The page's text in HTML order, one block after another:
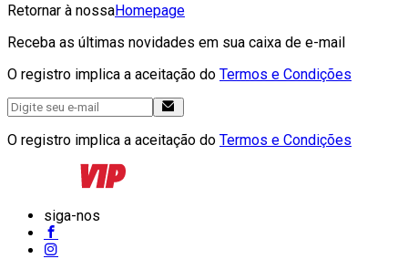
Retornar à nossaHomepage
Receba as últimas novidades em sua caixa de e-mail
O registro implica a aceitação do Termos e Condições
O registro implica a aceitação do Termos e Condições
siga-nos